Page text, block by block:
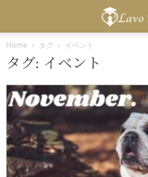
Dog
Home タグ イベント
タグ: イベント